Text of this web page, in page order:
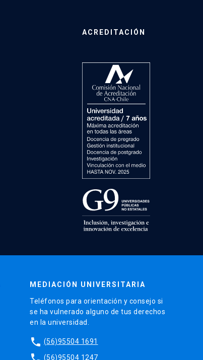
ACREDITACIÓN
MEDIACIÓN UNIVERSITARIA
Teléfonos para orientación y consejo si
se ha vulnerado alguno de tus derechos
en la universidad.
phone (56)95504 1691
(56)95504 1247